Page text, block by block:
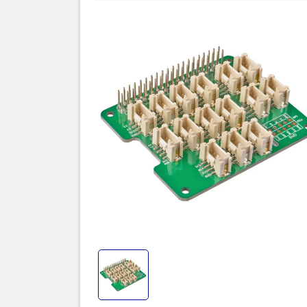
Mạch
System
trung gian
interface,
Mạch
phụ kiện
và phần